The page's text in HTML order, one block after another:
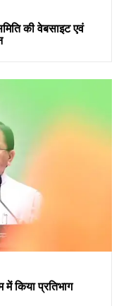
की वेबसाइट एवं
में किया प्रतिभाग